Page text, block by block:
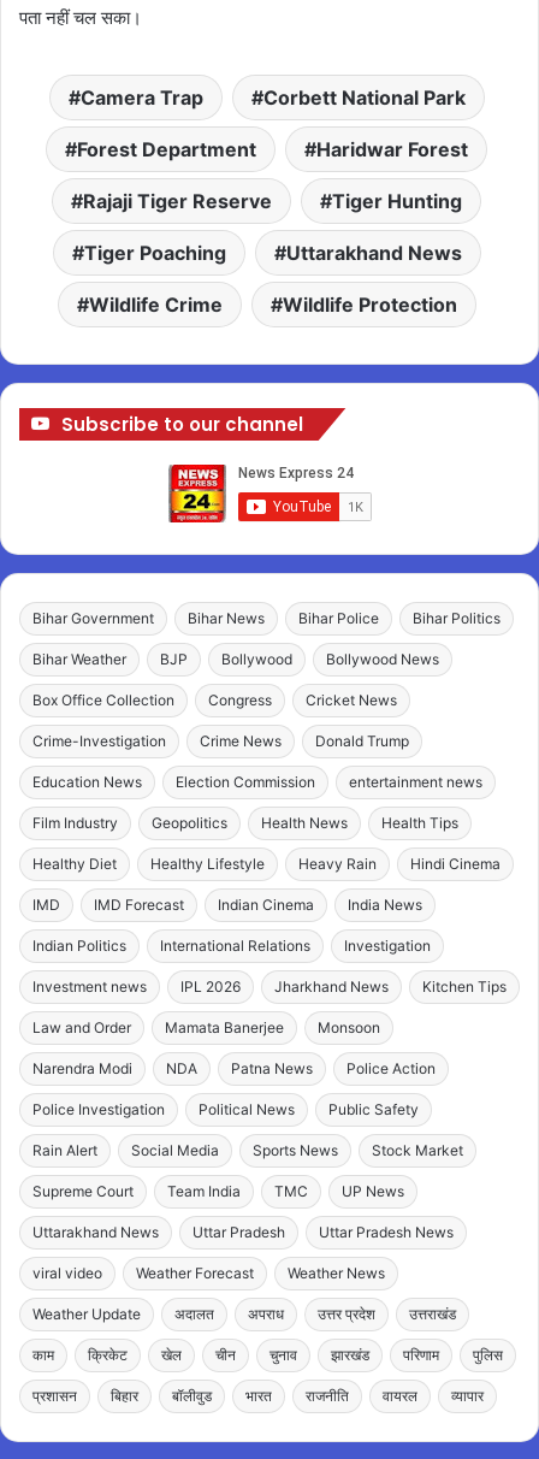
पता नहीं चल सका।
Camera Trap Corbett National Park
Forest Department Haridwar Forest
Rajaji Tiger Reserve Tiger Hunting
Tiger Poaching Uttarakhand News
Wildlife Crime Wildlife Protection
Subscribe to our channel
Bihar Government Bihar News Bihar Police Bihar Politics
Bihar Weather BJP Bollywood Bollywood News
Box Office Collection Congress Cricket News
Crime-Investigation Crime News Donald Trump
Education News Election Commission entertainment news
Film Industry Geopolitics Health News Health Tips
Healthy Diet Healthy Lifestyle Heavy Rain Hindi Cinema
IMD IMD Forecast Indian Cinema India News
Indian Politics International Relations Investigation
Investment news IPL 2026 Jharkhand News Kitchen Tips
Law and Order Mamata Banerjee Monsoon
Narendra Modi NDA Patna News Police Action
Police Investigation Political News Public Safety
Rain Alert Social Media Sports News Stock Market
Supreme Court Team India TMC UP News
Uttarakhand News Uttar Pradesh Uttar Pradesh News
viral video Weather Forecast Weather News
Weather Update अदालत अपराध उत्तर प्रदेश उत्तराखंड
काम क्रिकेट खेल चीन चुनाव झारखंड परिणाम पुलिस
प्रशासन बिहार बॉलीवुड भारत राजनीति वायरल व्यापार